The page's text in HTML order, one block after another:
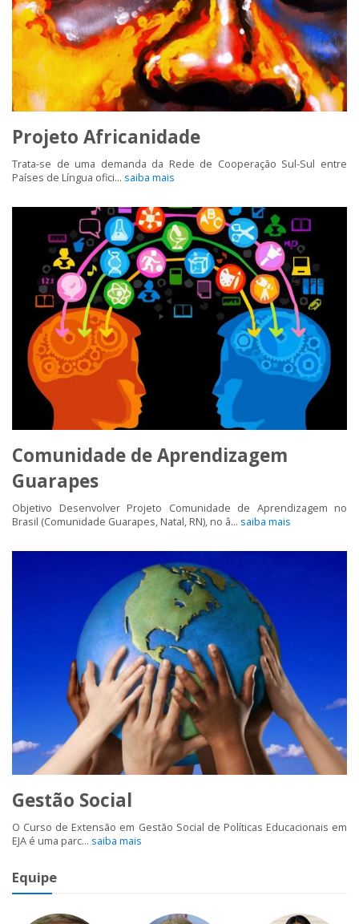
Projeto Africanidade
Trata-se de uma demanda da Rede de Cooperação Sul-Sul entre
Países de Língua ofici... saiba mais
Comunidade de Aprendizagem
Guarapes
Objetivo Desenvolver Projeto Comunidade de Aprendizagem no
Brasil (Comunidade Guarapes, Natal, RN), no â... saiba mais
Gestão Social
O Curso de Extensão em Gestão Social de Políticas Educacionais em
EJA é uma parc... saiba mais
Equipe